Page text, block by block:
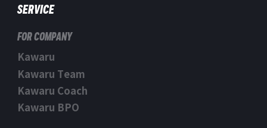
SERVICE
FOR COMPANY
Kawaru
Kawaru Team
Kawaru Coach
Kawaru BPO